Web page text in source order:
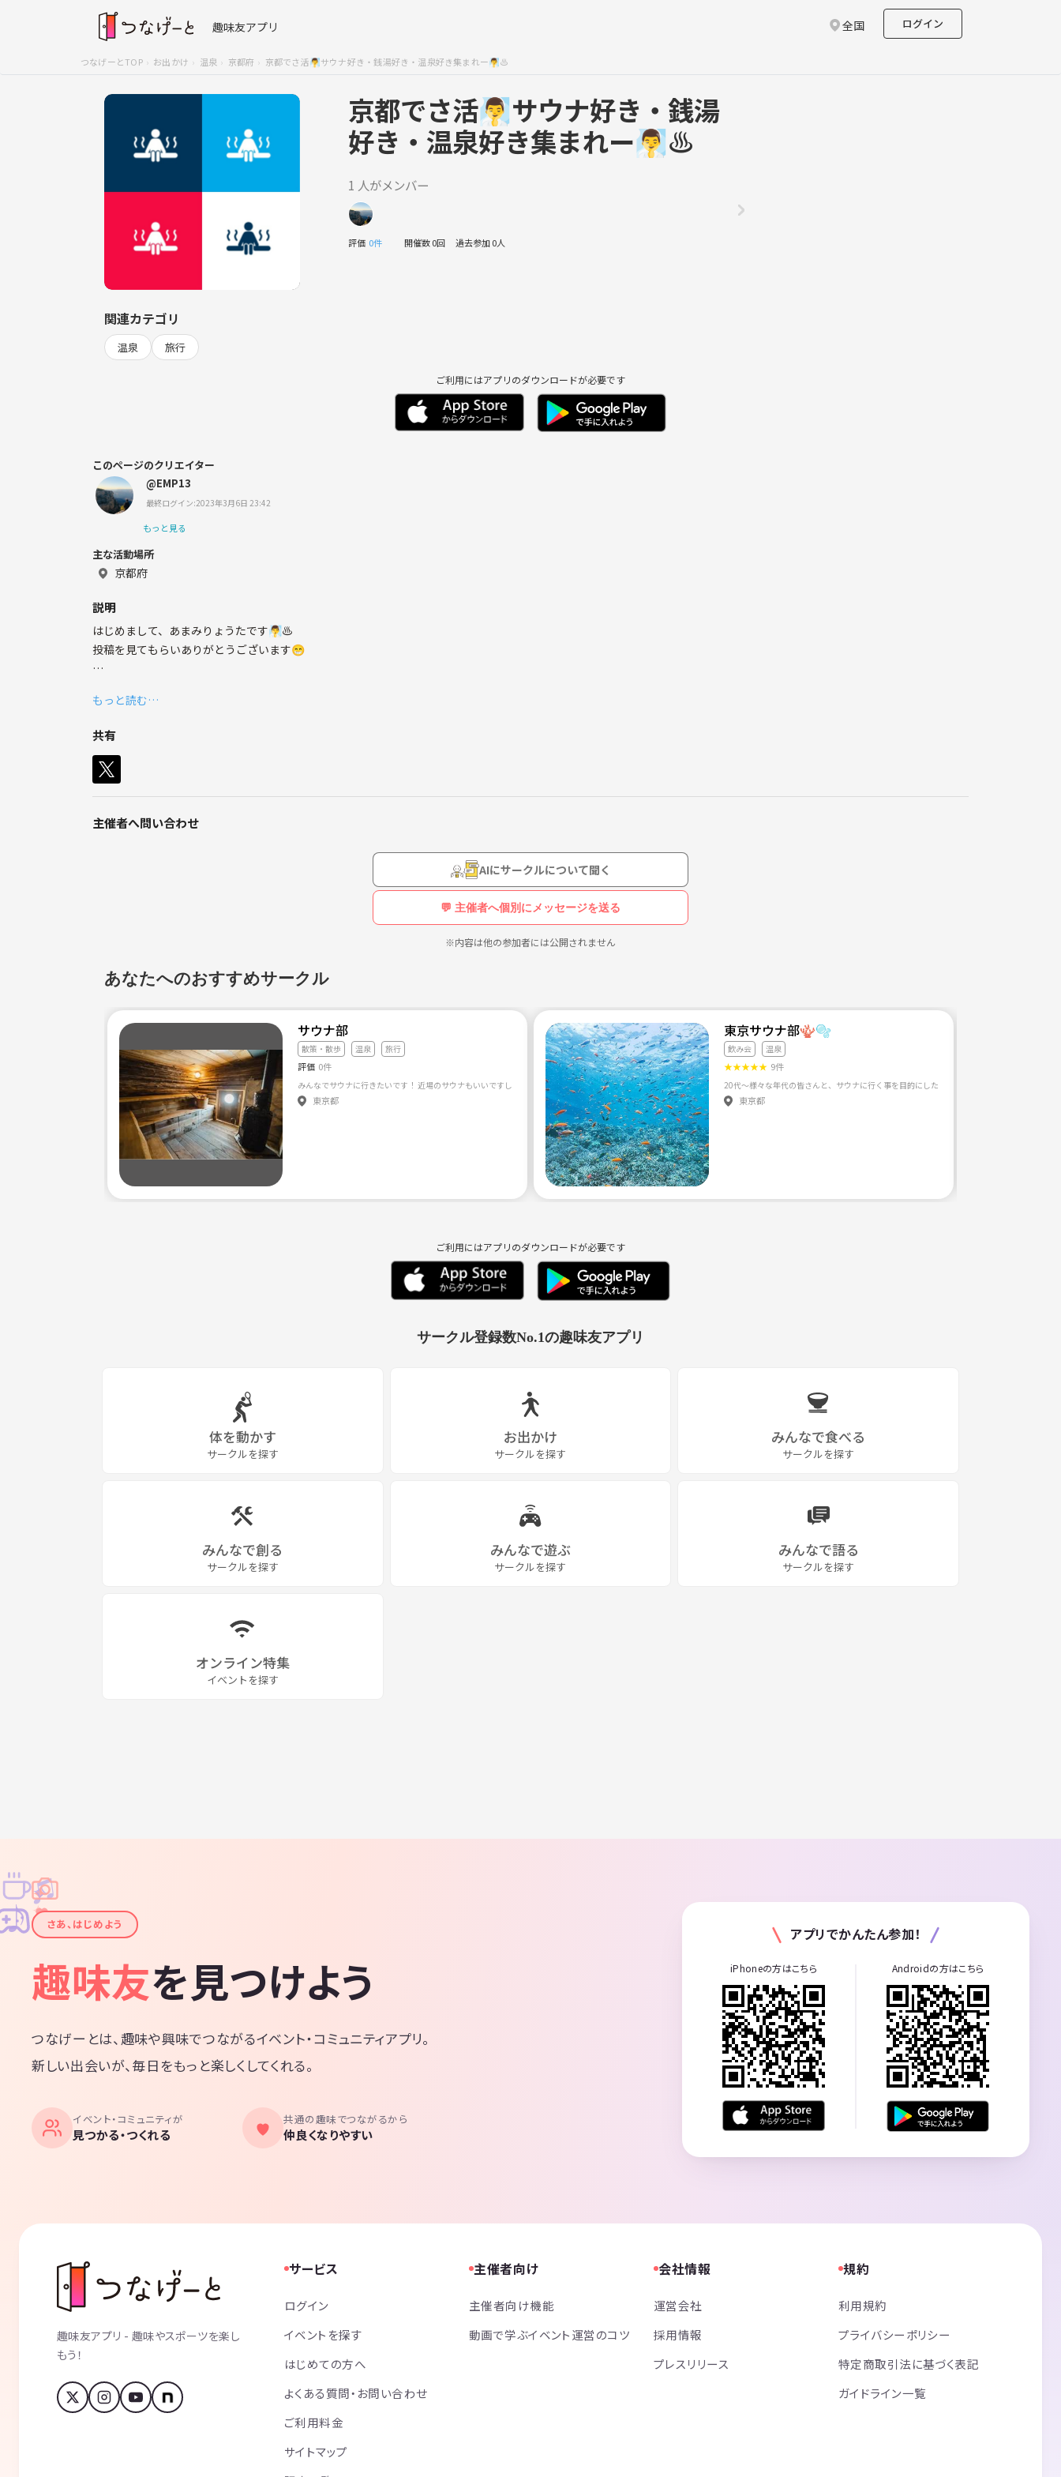
趣味友アプリ 全国 ログイン
つなげーとTOP お出かけ 温泉 京都府 京都でさ活🧖‍♂️サウナ好き・銭湯好き・温泉好き集まれー🧖‍♂️♨️
京都でさ活🧖‍♂️サウナ好き・銭湯
好き・温泉好き集まれー🧖‍♂️♨️
1 人がメンバー
評価 0件 開催数 0回 過去参加 0人
関連カテゴリ
温泉 旅行
ご利用にはアプリのダウンロードが必要です
このページのクリエイター
@EMP13
最終ログイン:2023年3月6日 23:42
もっと見る
主な活動場所
京都府
説明
はじめまして、あまみりょうたです🧖‍♂️♨️
投稿を見てもらいありがとうございます😁
最低でも週1回は行ってます🧖‍♂️
サウナにハマりすぎて…
『サウナ・スパ健康アドバイザー』の
資格を取得しました‼️
京都の銭湯を中心にサ活しております🧖‍♂️
サウナってどうなの？
行ってみたいけど…とか、
サウナ友達、探してます！
新しく友達欲しいなーって方、
女性でもサウナ行きたい、温泉行きたいって方、
理由はなんでもいいです🙆‍♂️
興味持った方や話聞いてみたい方は
メッセージください😁🎶
もっと読む…
共有
主催者へ問い合わせ
AIにサークルについて聞く
💬 主催者へ個別にメッセージを送る
※内容は他の参加者には公開されません
あなたへのおすすめサークル
サウナ部
散策・散歩 温泉 旅行
評価 0件
みんなでサウナに行きたいです！ 近場のサウナもいいですし、 一人じゃなかなか行かないちょっと遠くのサウナ、車じゃないと行けないサウナ、貸切サウナ、アウトドアサウナにイキタイ！ （騒いだりはしないで
東京都
東京サウナ部🪸🫧
飲み会 温泉
★★★★★ 9件
東京都
ご利用にはアプリのダウンロードが必要です
サークル登録数No.1の趣味友アプリ
体を動かす
サークルを探す
お出かけ
サークルを探す
みんなで食べる
サークルを探す
みんなで創る
サークルを探す
みんなで遊ぶ
サークルを探す
みんなで語る
サークルを探す
オンライン特集
イベントを探す
✦
✦
✧
✧
♪
♫
さあ、はじめよう
趣味友を見つけよう
つなげーとは、趣味や興味でつながるイベント・コミュニティアプリ。
新しい出会いが、毎日をもっと楽しくしてくれる。
イベント・コミュニティが
見つかる・つくれる
共通の趣味でつながるから
仲良くなりやすい
アプリでかんたん参加！
iPhoneの方はこちら Androidの方はこちら
趣味友アプリ - 趣味やスポーツを楽し
もう！
サービス
ログイン
イベントを探す
はじめての方へ
よくある質問・お問い合わせ
ご利用料金
サイトマップ
主催者向け
主催者向け機能
動画で学ぶイベント運営のコツ
会社情報
運営会社
採用情報
プレスリリース
規約
利用規約
プライバシーポリシー
特定商取引法に基づく表記
ガイドライン一覧